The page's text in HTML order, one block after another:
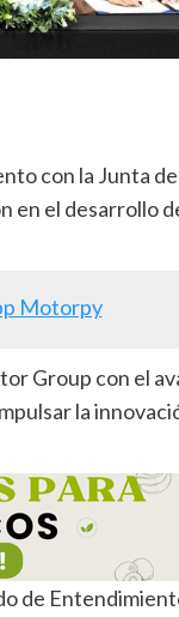
con la Junta
el desarrollo
Motorpy
Group con el
la
de